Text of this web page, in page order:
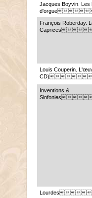
Jacques Boyvin. Les
François Roberday.
Louis Couperin.
Inventions &